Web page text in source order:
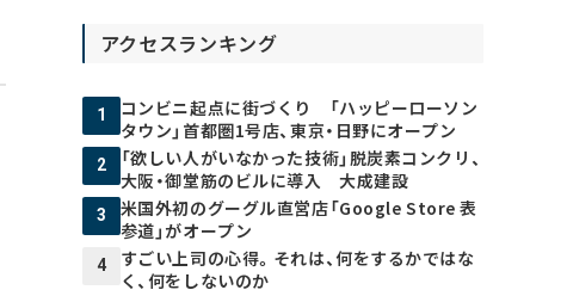
アクセスランキング
1
コンビニ起点に街づくり 「ハッピーローソン
タウン」首都圏1号店、東京・日野にオープン
2
「欲しい人がいなかった技術」脱炭素コンクリ、
大阪・御堂筋のビルに導入 大成建設
3
米国外初のグーグル直営店「Google Store 表
参道」がオープン
4
すごい上司の心得。それは、何をするかではな
く、何をしないのか